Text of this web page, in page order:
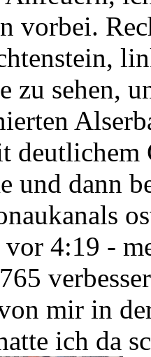
vorbei.
zu sehen,
deutlichem
und dann
vor 4:19 -
mir in
ich da